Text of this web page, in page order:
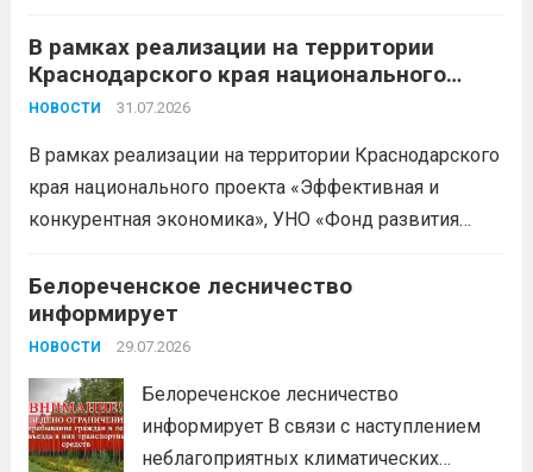
БЕСПЛАТНЫЕ КОНСУЛЬТАЦИИ
Бухгалтерский учет и заполнение
деклараций; Трудовое
планирование и правовое обеспечение;
Микрозаймы для предпринимателей по
низким ставкам; Единый налоговый
+79892903917 Часы работы: 08:00-17:00
Ждем Вас...
В рамках реализации на территории
Краснодарского края национального
проекта «Эффективная и конкурентная
НОВОСТИ 31.07.2026
В рамках реализации на территории Краснодарского
края национального проекта «Эффективная и
конкурентная экономика», УНО «Фонд развития
доступных мерах поддержки субъектов малого и
среднего предпринимательства и граждан,
желающих вести бизнес.
Белореченское лесничество
информирует
НОВОСТИ 29.07.2026
Белореченское лесничество
информирует В связи с наступлением
неблагоприятных климатических